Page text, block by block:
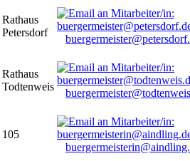
Rathaus
Petersdorf
Rathaus
Todtenweis
105